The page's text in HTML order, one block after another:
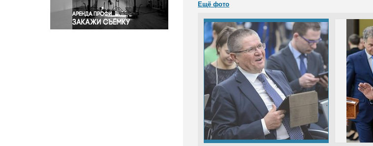
Экономика и бизнес
Ещё фото